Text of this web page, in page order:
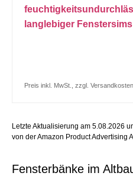
langlebiger
Preis inkl. MwSt., zzgl. Versandkosten
Letzte Aktualisierung am 5.08.2026
von der Amazon Product Advertising
Fensterbänke im